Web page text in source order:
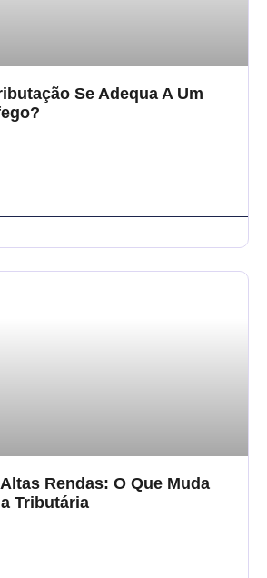
Se Adequa A Um
Rendas: O Que Muda
Tributária